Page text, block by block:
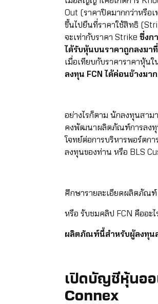
Out (ราคาปิดมากกว่าหรือ
ขึ้นไปยืนที่ราคาใช้สิทธิ
จะเท่ากับราคา Strikeซึ่งก
ได้รับหุ้นบนราคาถูกลงมา
เมื่อเทียบกับราคาราคาหุ้น
ลงทุน FCN ได้ค่อนข้างมาก
อย่างไรก็ตาม นักลงทุนสาม
คงพัฒนาผลิตภัณฑ์การลงทุ
โจทย์ต่อการบริหารพอร์ตก
ลงทุนของท่าน หรือ BLS
ศึกษารายละเอียดผลิตภัณฑ์
หรือ รับชมคลิป FCN คืออะไ
ผลิตภัณฑ์นี้สำหรับผู้ลงทุน
เปิดบัญชีหุ้นอ
Connex